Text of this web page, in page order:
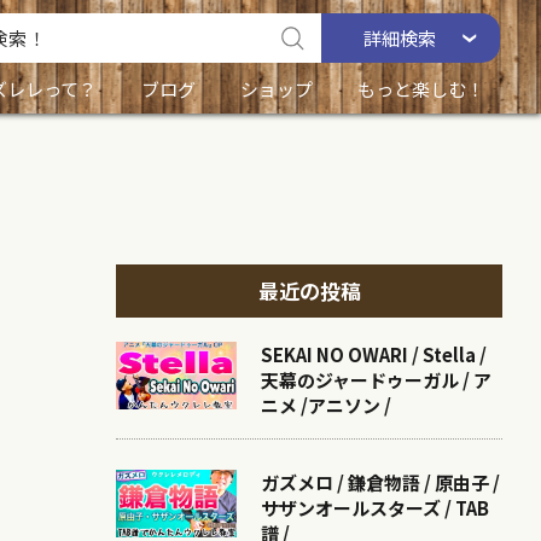
詳細検索
レレって？
ブログ ショップ もっと楽しむ！
最近の投稿
SEKAI NO OWARI / Stella /
天幕のジャードゥーガル / ア
ニメ /アニソン /
ガズメロ / 鎌倉物語 / 原由子 /
サザンオールスターズ / TAB
譜 /